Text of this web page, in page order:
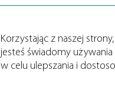
Korzystając z naszej
jesteś świadomy
w celu ulepszania i